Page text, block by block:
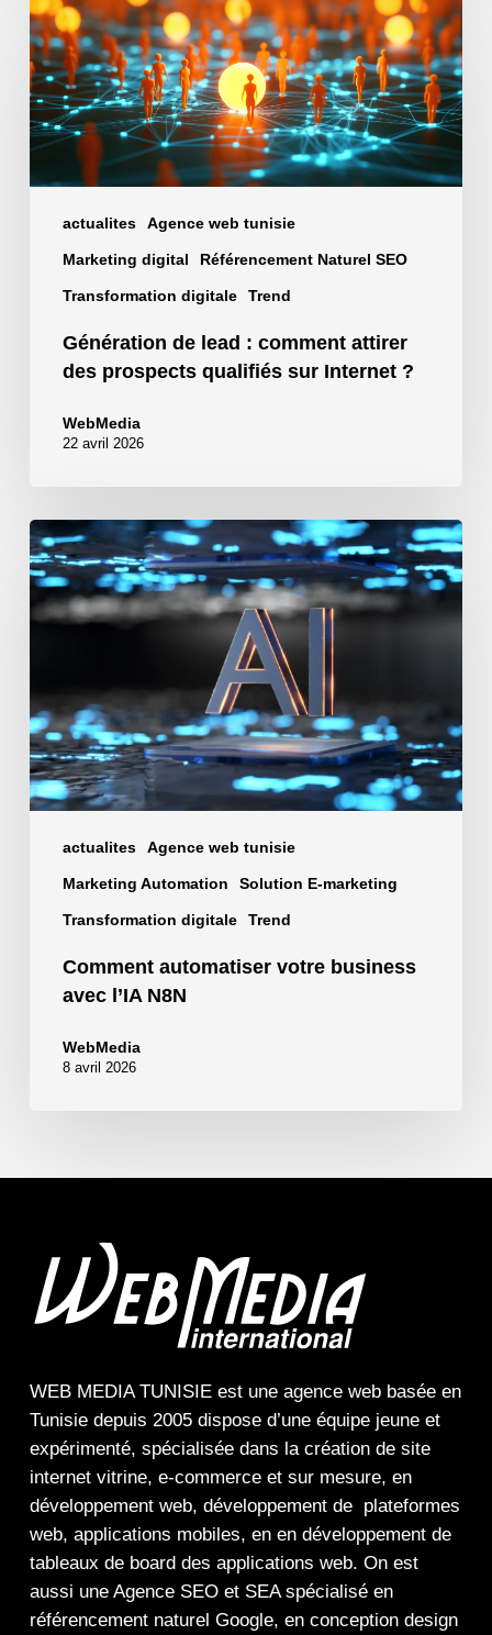
actualites Agence web tunisie
Marketing digital Référencement Naturel SEO
Transformation digitale Trend
Génération
de
lead
:
comment
attirer
des
Internet
Génération de lead : comment attirer
des prospects qualifiés sur Internet ?
WebMedia
22 avril 2026
actualites Agence web tunisie
Marketing Automation Solution E-marketing
Transformation digitale Trend
Comment
automatiser
votre
business
N8N
Comment automatiser votre business
avec l’IA N8N
WebMedia
8 avril 2026
WEB MEDIA TUNISIEest une agence webbasée en
Tunisie depuis 2005 dispose d’une équipe jeune et
expérimenté, spécialisée dans la création de site
internet vitrine, e-commerceet sur mesure, en
développement web, développement de plateformes
web, applications mobiles, en en développement de
tableaux de board des applications web. On est
aussi une Agence SEOet SEAspécialisé en
référencement naturel Google, en conception design